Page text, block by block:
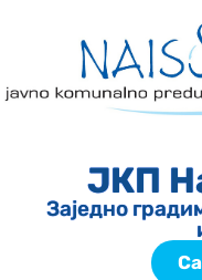
ЈКП
Заједно